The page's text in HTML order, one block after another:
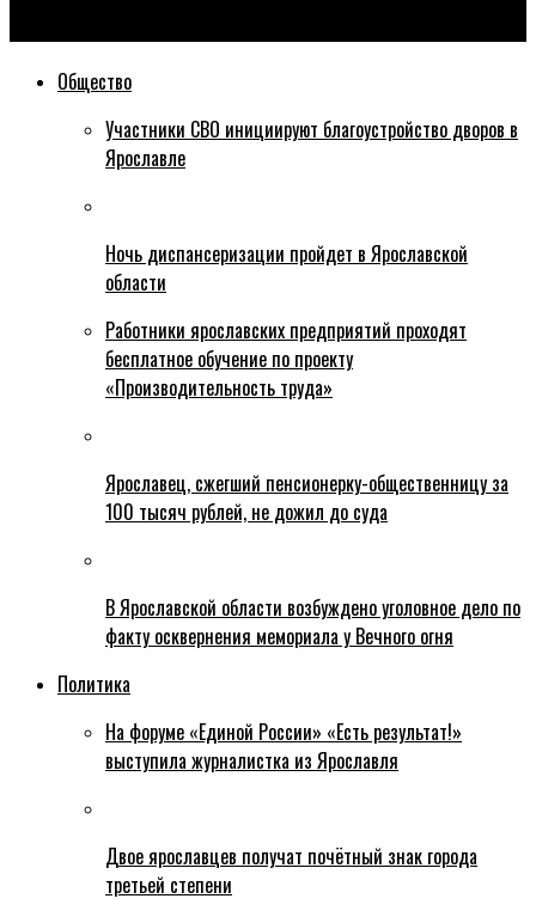
Общество
Участники СВО инициируют благоустройство дворов в
Ярославле
Ночь диспансеризации пройдет в Ярославской
области
Работники ярославских предприятий проходят
бесплатное обучение по проекту
«Производительность труда»
Ярославец, сжегший пенсионерку-общественницу за
100 тысяч рублей, не дожил до суда
В Ярославской области возбуждено уголовное дело по
факту осквернения мемориала у Вечного огня
Политика
На форуме «Единой России» «Есть результат!»
выступила журналистка из Ярославля
Двое ярославцев получат почётный знак города
третьей степени